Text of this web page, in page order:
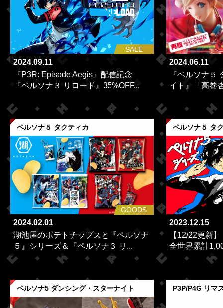
SALE
2024.09.11
『P3R: Episode Aegis』配信記念
『ペルソナ３ リロード』35%OFF...
2024.06.11
『ペルソナ５
イト』「高巻
ペルソナ５ タクティカ
GOODS
2024.02.01
湖池屋のポテトチップスと『ペルソナ
５』シリーズ＆『ペルソナ３ リ...
ペルソナ５ タ
2023.12.15
【12/22更新
全世界累計
ペルソナ5 ダンシング・スターナイト P3P/P4G リマ